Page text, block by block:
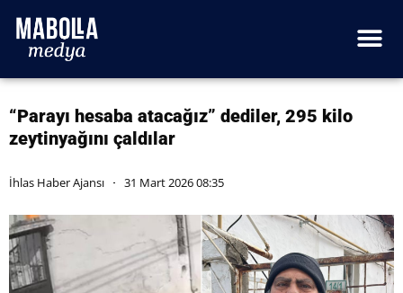
“Parayı hesaba atacağız” dediler, 295 kilo
zeytinyağını çaldılar
İhlas Haber Ajansı 31 Mart 2026 08:35